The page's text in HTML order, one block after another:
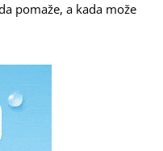
pomaže, a kada može